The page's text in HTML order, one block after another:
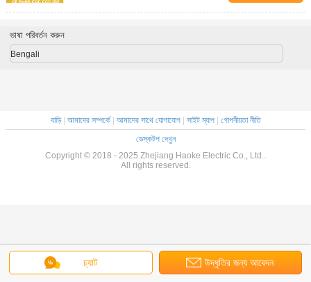
চ্যাট উদ্ধৃতির জন্য আবেদন
ভাষা পরিবর্তন করুন
Bengali
বাড়ি| আমাদের সম্পর্কে| আমাদের সাথে যোগাযোগ| সাইট ম্যাপ| গোপনীয়তা নীতি
ডেস্কটপ দেখুন
Copyright © 2018 - 2025 Zhejiang Haoke Electric Co., Ltd..
All rights reserved.